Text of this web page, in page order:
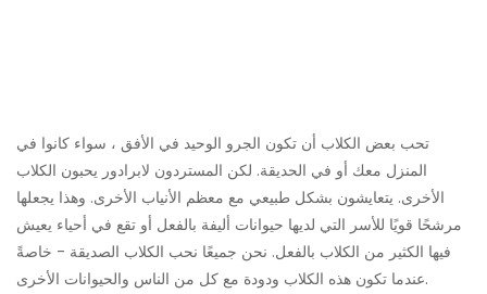
تحب بعض الكلاب أن تكون الجرو الوحيد في الأفق ، سواء كانوا في
المنزل معك أو في الحديقة. لكن المستردون لابرادور يحبون الكلاب
الأخرى. يتعايشون بشكل طبيعي مع معظم الأنياب الأخرى. وهذا يجعلها
مرشحًا قويًا للأسر التي لديها حيوانات أليفة بالفعل أو تقع في أحياء يعيش
فيها الكثير من الكلاب بالفعل. نحن جميعًا نحب الكلاب الصديقة - خاصةً
عندما تكون هذه الكلاب ودودة مع كل من الناس والحيوانات الأخرى.